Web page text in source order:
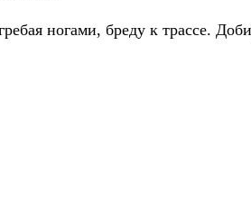
ногами, бреду к трассе.